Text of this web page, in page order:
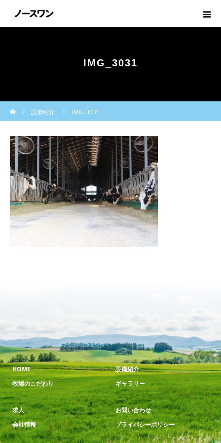
IMG_3031
設備紹介
IMG_3031
HOME
牧場のこだわり
設備紹介
ギャラリー
求人
会社情報
お問い合わせ
プライバシーポリシー